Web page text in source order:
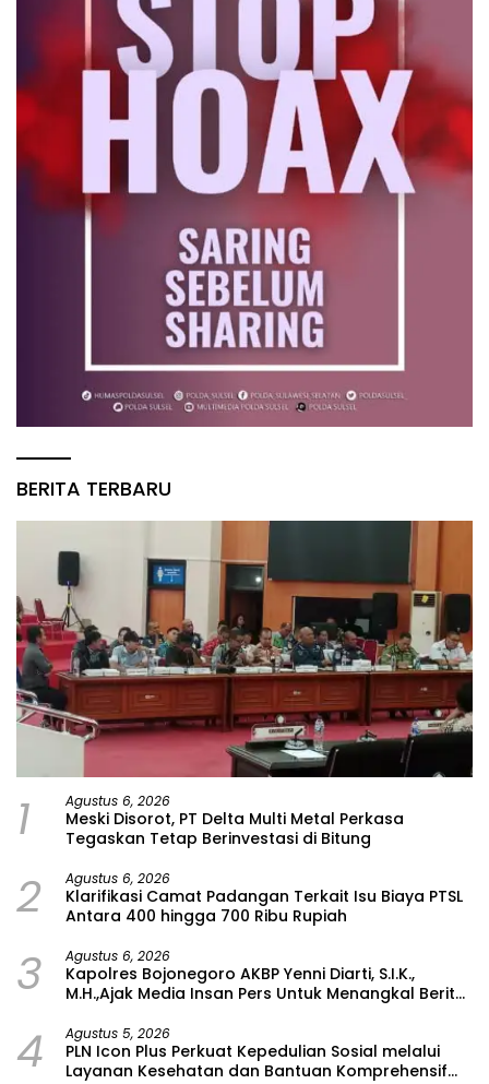
BERITA TERBARU
1 Agustus 6, 2026
Meski Disorot, PT Delta Multi Metal Perkasa
Tegaskan Tetap Berinvestasi di Bitung
2 Agustus 6, 2026
Klarifikasi Camat Padangan Terkait Isu Biaya PTSL
Antara 400 hingga 700 Ribu Rupiah
3 Agustus 6, 2026
Kapolres Bojonegoro AKBP Yenni Diarti, S.I.K.,
M.H.,Ajak Media Insan Pers Untuk Menangkal Berita
4 Agustus 5, 2026
PLN Icon Plus Perkuat Kepedulian Sosial melalui
Layanan Kesehatan dan Bantuan Komprehensif